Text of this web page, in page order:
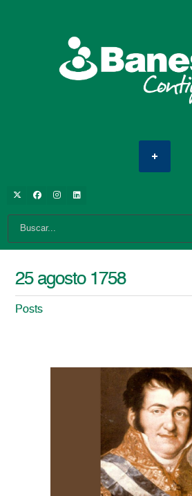
25 agosto 1758
Posts